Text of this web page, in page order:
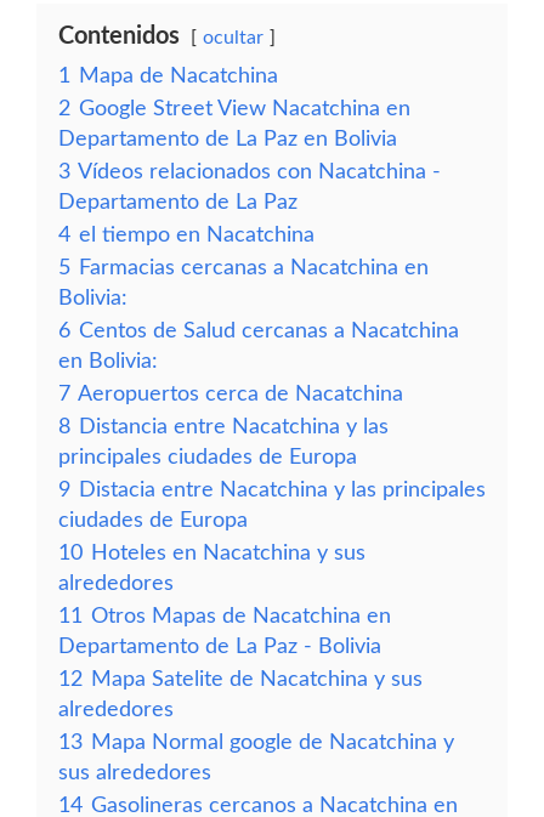
Contenidos ocultar
1
Mapa de Nacatchina
2 Google Street View Nacatchina en
Departamento de La Paz en Bolivia
3 Vídeos relacionados con Nacatchina -
Departamento de La Paz
4 el tiempo en Nacatchina
5 Farmacias cercanas a Nacatchina en
Bolivia:
6 Centos de Salud cercanas a Nacatchina
en Bolivia:
7 Aeropuertos cerca de Nacatchina
8 Distancia entre Nacatchina y las
principales ciudades de Europa
9 Distacia entre Nacatchina y las principales
ciudades de Europa
10 Hoteles en Nacatchina y sus
alrededores
11 Otros Mapas de Nacatchina en
Departamento de La Paz - Bolivia
12 Mapa Satelite de Nacatchina y sus
alrededores
13 Mapa Normal google de Nacatchina y
sus alrededores
14 Gasolineras cercanos a Nacatchina en